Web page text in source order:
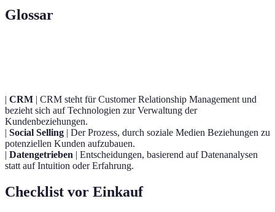
Glossar
| CRM | CRM steht für Customer Relationship Management und
bezieht sich auf Technologien zur Verwaltung der
Kundenbeziehungen.
| Social Selling | Der Prozess, durch soziale Medien Beziehungen zu
potenziellen Kunden aufzubauen.
| Datengetrieben | Entscheidungen, basierend auf Datenanalysen
statt auf Intuition oder Erfahrung.
Checklist vor Einkauf